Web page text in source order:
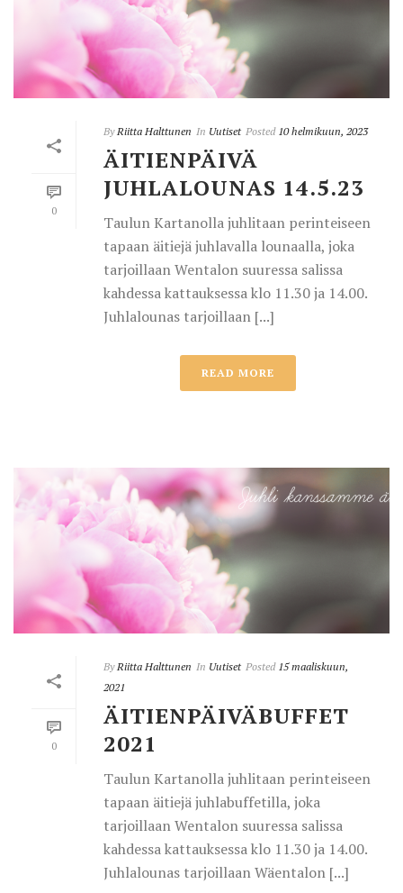
0
By Riitta Halttunen In Uutiset Posted 10 helmikuun, 2023
ÄITIENPÄIVÄ
JUHLALOUNAS 14.5.23
Taulun Kartanolla juhlitaan perinteiseen
tapaan äitiejä juhlavalla lounaalla, joka
tarjoillaan Wentalon suuressa salissa
kahdessa kattauksessa klo 11.30 ja 14.00.
Juhlalounas tarjoillaan [...]
READ MORE
0
By Riitta Halttunen In Uutiset Posted 15 maaliskuun,
2021
ÄITIENPÄIVÄBUFFET
2021
Taulun Kartanolla juhlitaan perinteiseen
tapaan äitiejä juhlabuffetilla, joka
tarjoillaan Wentalon suuressa salissa
kahdessa kattauksessa klo 11.30 ja 14.00.
Juhlalounas tarjoillaan Wäentalon [...]